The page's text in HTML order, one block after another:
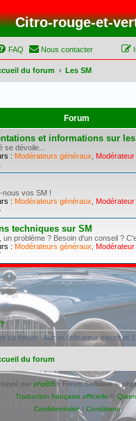
Citro-rouge-et-
FAQ Nous contacter
du forum Les SM
Forum
et informations sur les
se dévoile...
: Modérateurs généraux
nous vos SM !
: Modérateurs généraux
techniques sur SM
un problème ? Besoin d'un conseil ?
: Modérateurs généraux
ce forum : Aucun utilisateur inscrit et 1
du forum
parphpBB® Forum Software ©
Traduction française officielle ©
Confidentialité| Conditions